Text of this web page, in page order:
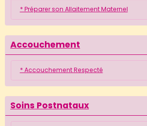
* Préparer son Allaitement Maternel
Accouchement
* Accouchement Respecté
Soins Postnataux